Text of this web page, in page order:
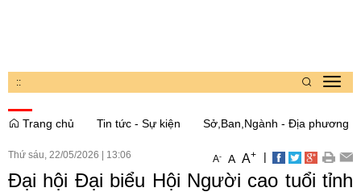
::
Trang chủ
Tin tức - Sự kiện Sở,Ban,Ngành - Địa phương
Thứ sáu, 22/05/2026 13:06 A- A A+ |
Đại hội Đại biểu Hội Người cao tuổi tỉnh